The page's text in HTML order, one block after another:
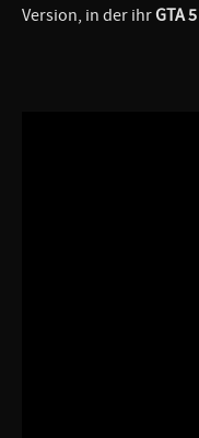
Version, in der ihrGTA 5